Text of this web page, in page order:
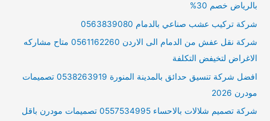
بالرياض خصم 30%
شركة تركيب عشب صناعي بالدمام 0563839080
شركة نقل عفش من الدمام الى الاردن 0561162260 متاح مشاركه
الاغراض لتخيفض التكلفة
افضل شركة تنسيق حدائق بالمدينة المنورة 0538263919 تصميمات
مودرن 2026
شركة تصميم شلالات بالاحساء 0557534995 تصميمات مودرن باقل